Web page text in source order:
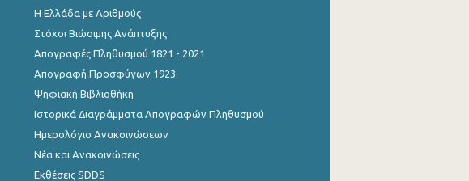
Η Ελλάδα με Αριθμούς
Στόχοι Βιώσιμης Ανάπτυξης
Απογραφές Πληθυσμού 1821 - 2021
Απογραφή Προσφύγων 1923
Ψηφιακή Βιβλιοθήκη
Ιστορικά Διαγράμματα Απογραφών Πληθυσμού
Ημερολόγιο Ανακοινώσεων
Νέα και Ανακοινώσεις
Εκθέσεις SDDS